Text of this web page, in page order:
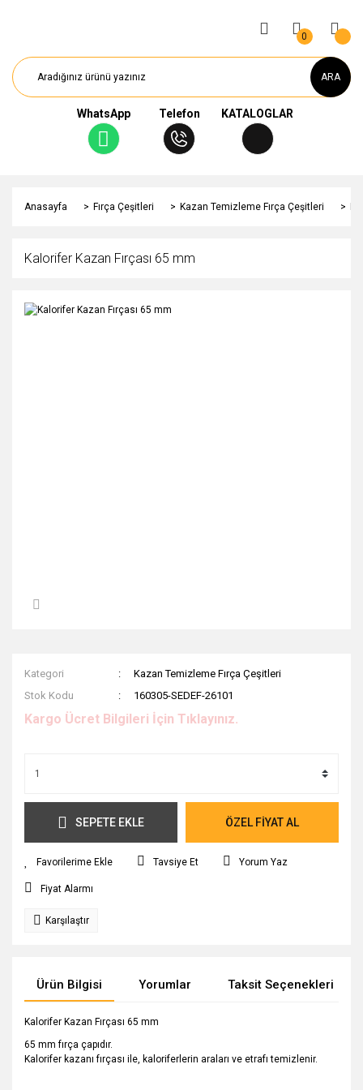
ARA
WhatsApp Telefon KATALOGLAR
0
Anasayfa Fırça Çeşitleri Kazan Temizleme Fırça Çeşitleri
Kalorifer Kazan Fırçası 65 mm
Kategori
Kazan Temizleme Fırça Çeşitleri
Stok Kodu
160305-SEDEF-26101
Kargo Ücret Bilgileri İçin Tıklayınız.
SEPETE EKLE ÖZEL FİYAT AL
Tavsiye Et Yorum Yaz
Fiyat Alarmı
Karşılaştır
Ürün Bilgisi Yorumlar Taksit Seçenekleri
Kalorifer Kazan Fırçası 65 mm
65 mm fırça çapıdır.
Kalorifer kazanı fırçası ile, kaloriferlerin araları ve etrafı temizlenir.